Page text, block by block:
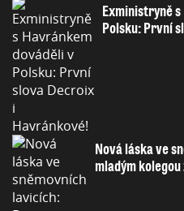
Exministryně
Polsku: První
Nová láska ve
mladým kolegou